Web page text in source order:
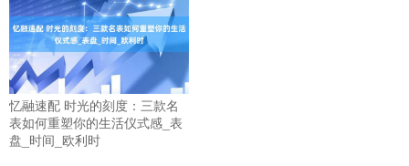
忆融速配 时光的刻度：三款名
表如何重塑你的生活仪式感_表
盘_时间_欧利时